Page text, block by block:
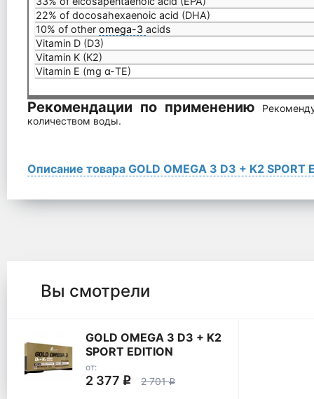
22% of docosahexaenoic acid (DHA)
10% of otheromega-3acids
Vitamin D (D3)
Vitamin K (K2)
Vitamin E (mg α-TE)
Рекомендации по применению
количеством воды.
Описание товара GOLD OMEGA 3 D3 + K2 SPORT
Вы смотрели
GOLD OMEGA 3 D3 + K2
SPORT EDITION
от:
2 377 q 2 701q